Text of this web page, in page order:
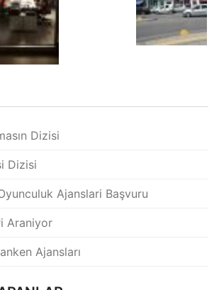
Dizisi
Dizisi
Ajanslari Başvuru
Araniyor
Ajansları